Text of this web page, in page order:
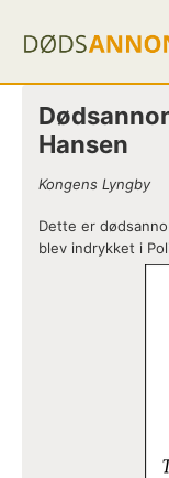
Hansen
Kongens Lyngby
Dette er
blev indrykket i